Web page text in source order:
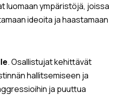
luomaan ympäristöjä, joissa
ideoita ja haastamaan
. Osallistujat kehittävät
hallitsemiseen ja
ja puuttua